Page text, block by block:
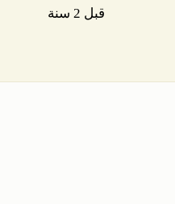
قبل 2 سنة